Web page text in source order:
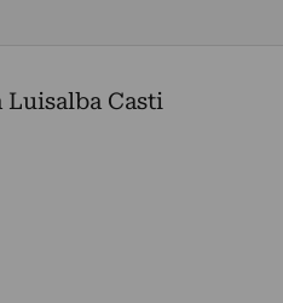
Casti